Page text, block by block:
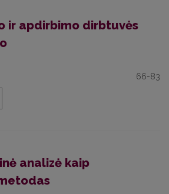
ir apdirbimo dirbtuvės
66-83
analizė kaip